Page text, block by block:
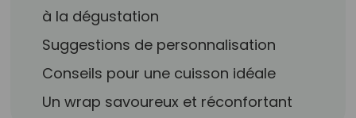
à la dégustation
Suggestions de personnalisation
Conseils pour une cuisson idéale
Un wrap savoureux et réconfortant